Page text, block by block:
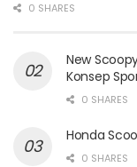
0 SHARES
New
Konsep
0 SHARES
Honda
0 SHARES